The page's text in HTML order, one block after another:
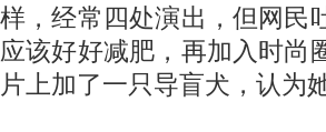
样，经常四处演出，但网民
应该好好减肥，再加入时尚
片上加了一只导盲犬，认为